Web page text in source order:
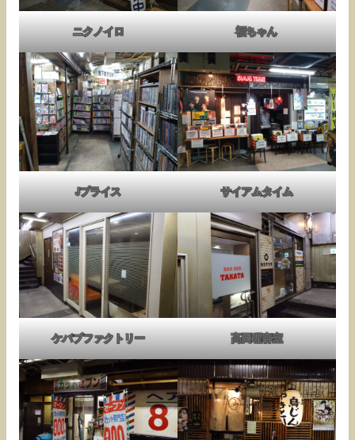
ニクノイロ 福ちゃん
Jプライス サイアムタイム
ケバブファクトリー 高田理容室